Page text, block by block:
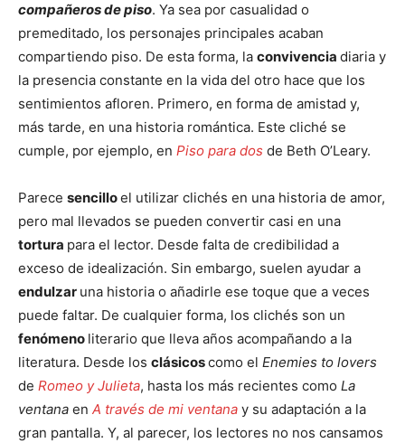
compañeros de piso. Ya sea por casualidad o
premeditado, los personajes principales acaban
compartiendo piso. De esta forma, la convivencia diaria y
la presencia constante en la vida del otro hace que los
sentimientos afloren. Primero, en forma de amistad y,
más tarde, en una historia romántica. Este cliché se
cumple, por ejemplo, en Piso para dos de Beth O’Leary.
Parece sencilloel utilizar clichés en una historia de amor,
pero mal llevados se pueden convertir casi en una
tortura para el lector. Desde falta de credibilidad a
exceso de idealización. Sin embargo, suelen ayudar a
endulzar una historia o añadirle ese toque que a veces
puede faltar. De cualquier forma, los clichés son un
fenómeno literario que lleva años acompañando a la
literatura. Desde los clásicoscomo el Enemies to lovers
de Romeo y Julieta, hasta los más recientes como La
ventana en A través de mi ventana y su adaptación a la
gran pantalla. Y, al parecer, los lectores no nos cansamos